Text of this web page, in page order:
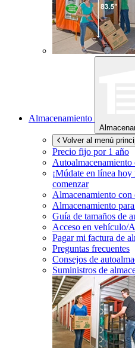
Almacenamiento
Volver al menú
Precio fijo por 1 año
Autoalmacenamiento
¡Múdate en línea hoy
comenzar
Almacenamiento con
Almacenamiento
Guía de tamaños de
Acceso en vehículo/
Pagar mi factura de
Preguntas frecuentes
Consejos de
Suministros de